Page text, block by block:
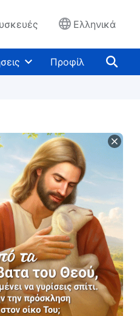
Ελληνικά
Προφίλ